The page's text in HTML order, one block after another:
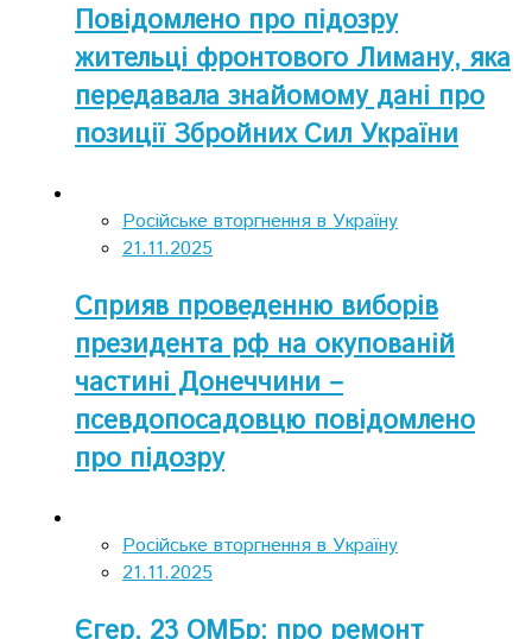
Повідомлено про підозру
жительці фронтового Лиману, яка
передавала знайомому дані про
позиції Збройних Сил України
Російське вторгнення в Україну
21.11.2025
Сприяв проведенню виборів
президента рф на окупованій
частині Донеччини –
псевдопосадовцю повідомлено
про підозру
Російське вторгнення в Україну
21.11.2025